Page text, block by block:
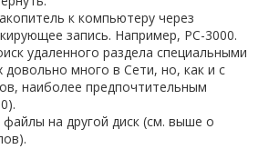
к компьютеру через
запись. Например, РС-3000.
удаленного раздела специальными
довольно много в Сети, но, как и с
наиболее предпочтительным
на другой диск (см. выше о